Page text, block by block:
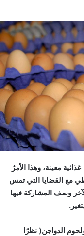
غذائية معينة، وهذا
الأمرُ
مع القضايا التي تمس
وصف المشاركة فيها
.
الدواجن( نظرًا